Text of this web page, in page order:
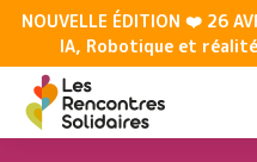
NOUVELLE ÉDITION ❤️ 26
IA, Robotique et